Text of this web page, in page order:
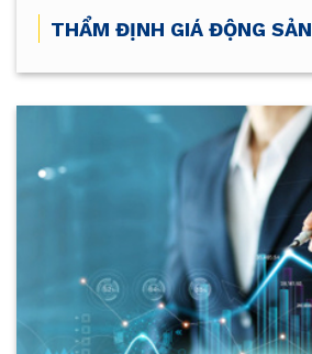
THẨM ĐỊNH GIÁ ĐỘNG SẢN